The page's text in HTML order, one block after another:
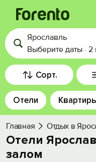
Войти
Избранное
История
Добавить свой
Ярославль
Выберите даты · 2
Сорт.
Отели
Главная Отдых в
Отели
залом